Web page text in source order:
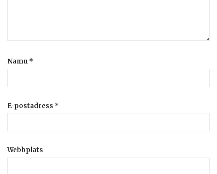
Namn *
E-postadress *
Webbplats